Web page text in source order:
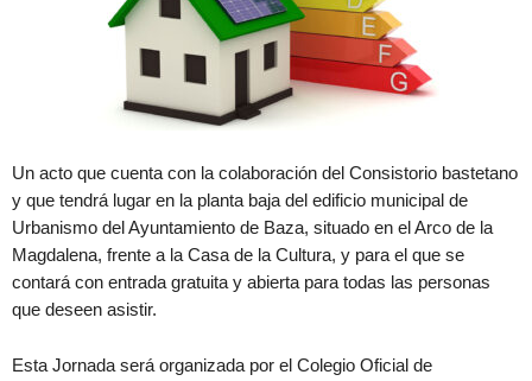
Un acto que cuenta con la colaboración del Consistorio bastetano
y que tendrá lugar en la planta baja del edificio municipal de
Urbanismo del Ayuntamiento de Baza, situado en el Arco de la
Magdalena, frente a la Casa de la Cultura, y para el que se
contará con entrada gratuita y abierta para todas las personas
que deseen asistir.
Esta Jornada será organizada por el Colegio Oficial de